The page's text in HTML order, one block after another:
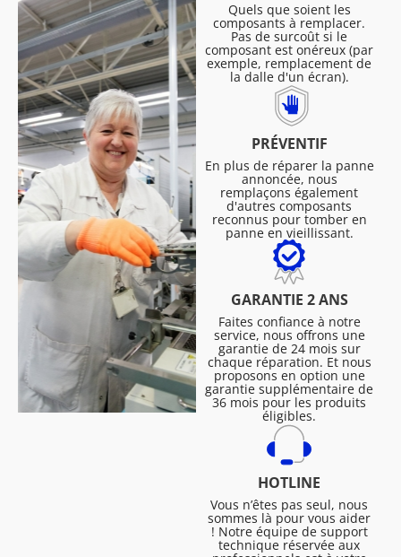
Quels que soient les
composants à remplacer.
Pas de surcoût si le
composant est onéreux (par
exemple, remplacement de
la dalle d'un écran).
PRÉVENTIF
En plus de réparer la panne
annoncée, nous
remplaçons également
d'autres composants
reconnus pour tomber en
panne en vieillissant.
GARANTIE 2 ANS
Faites confiance à notre
service, nous offrons une
garantie de 24 mois sur
chaque réparation. Et nous
proposons en option une
garantie supplémentaire de
36 mois pour les produits
éligibles.
HOTLINE
Vous n’êtes pas seul, nous
sommes là pour vous aider
! Notre équipe de support
technique réservée aux